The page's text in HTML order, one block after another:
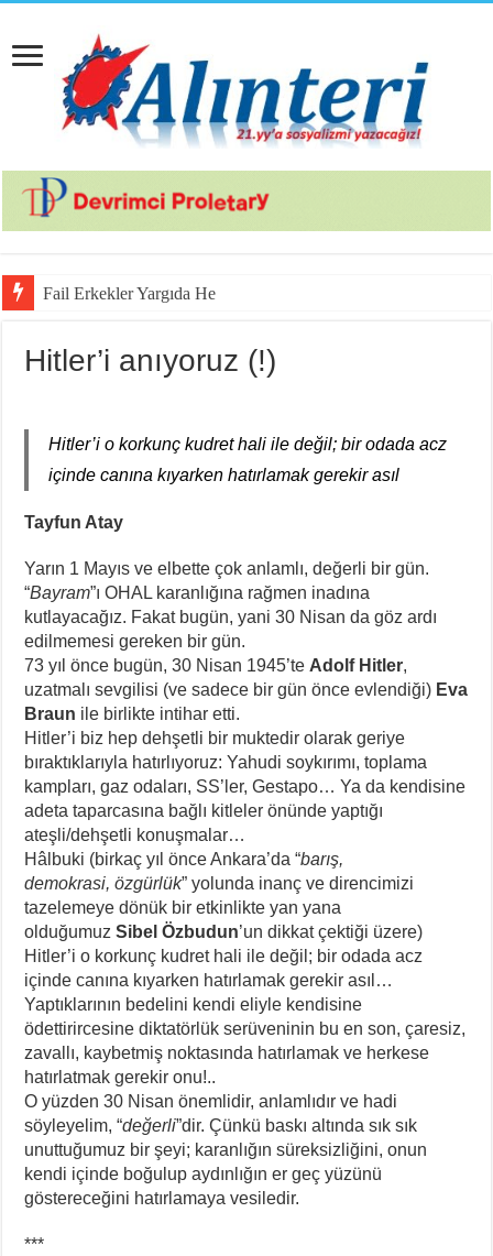
Fail Erkekler Yargıda Hem Suçlu Hem G
Hitler’i anıyoruz (!)
Hitler’i o korkunç kudret hali ile değil; bir odada acz
içinde canına kıyarken hatırlamak gerekir asıl
Tayfun Atay
Yarın 1 Mayıs ve elbette çok anlamlı, değerli bir gün.
“Bayram”ı OHAL karanlığına rağmen inadına
kutlayacağız. Fakat bugün, yani 30 Nisan da göz ardı
edilmemesi gereken bir gün.
73 yıl önce bugün, 30 Nisan 1945’te Adolf Hitler,
uzatmalı sevgilisi (ve sadece bir gün önce evlendiği) Eva
Braun ile birlikte intihar etti.
Hitler’i biz hep dehşetli bir muktedir olarak geriye
bıraktıklarıyla hatırlıyoruz: Yahudi soykırımı, toplama
kampları, gaz odaları, SS’ler, Gestapo… Ya da kendisine
adeta taparcasına bağlı kitleler önünde yaptığı
ateşli/dehşetli konuşmalar…
Hâlbuki (birkaç yıl önce Ankara’da “barış,
demokrasi, özgürlük” yolunda inanç ve direncimizi
tazelemeye dönük bir etkinlikte yan yana
olduğumuzSibel Özbudun’un dikkat çektiği üzere)
Hitler’i o korkunç kudret hali ile değil; bir odada acz
içinde canına kıyarken hatırlamak gerekir asıl…
Yaptıklarının bedelini kendi eliyle kendisine
ödettirircesine diktatörlük serüveninin bu en son, çaresiz,
zavallı, kaybetmiş noktasında hatırlamak ve herkese
hatırlatmak gerekir onu!..
O yüzden 30 Nisan önemlidir, anlamlıdır ve hadi
söyleyelim, “değerli”dir. Çünkü baskı altında sık sık
unuttuğumuz bir şeyi; karanlığın süreksizliğini, onun
kendi içinde boğulup aydınlığın er geç yüzünü
göstereceğini hatırlamaya vesiledir.
***